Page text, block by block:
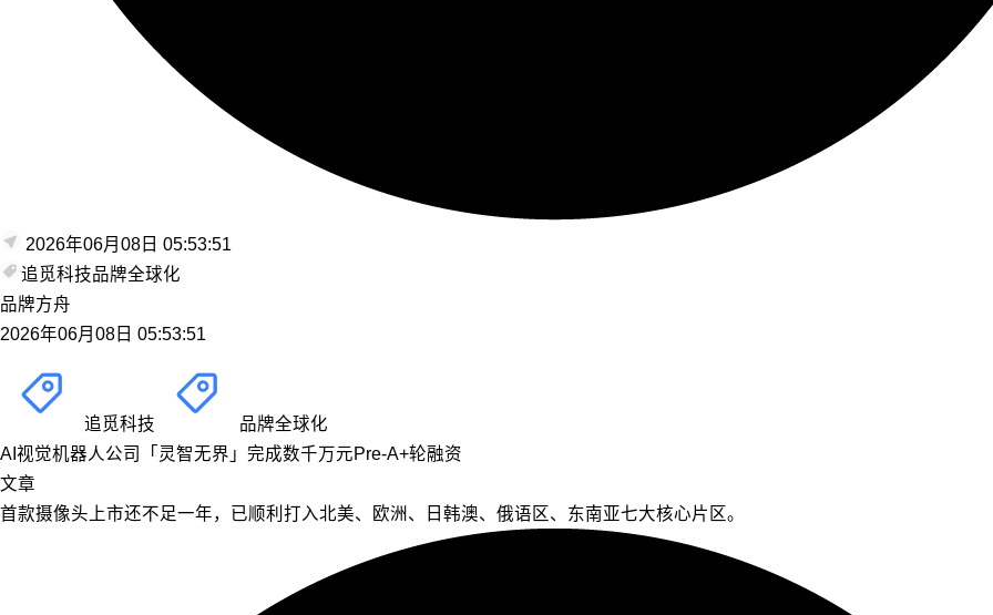
2026年06月08日 05:53:51
追觅科技品牌全球化
品牌方舟
2026年06月08日 05:53:51
追觅科技
品牌全球化
AI视觉机器人公司「灵智无界」完成数千万元Pre-A+轮融资
文章
首款摄像头上市还不足一年，已顺利打入北美、欧洲、日韩澳、俄语区、东南亚七大核心片区。